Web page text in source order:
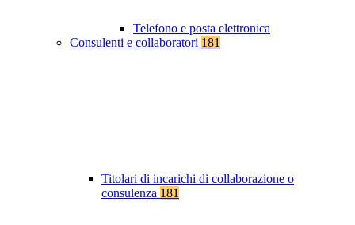
Telefono e posta elettronica
Consulenti e collaboratori 181
Titolari di incarichi di collaborazione o
consulenza 181